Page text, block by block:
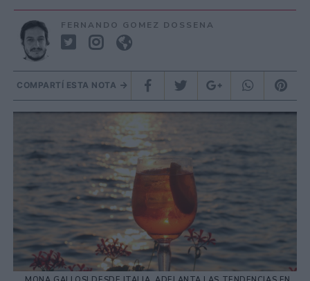
FERNANDO GOMEZ DOSSENA
COMPARTÍ ESTA NOTA